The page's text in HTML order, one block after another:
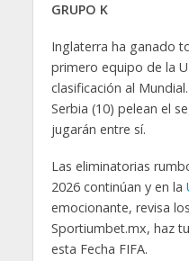
GRUPO K
Inglaterra ha ganado
primero equipo de la
clasificación al
Serbia (10) pelean el
jugarán entre sí.
Las eliminatorias
2026 continúan y en la
emocionante, revisa
Sportiumbet.mx, haz
esta Fecha FIFA.